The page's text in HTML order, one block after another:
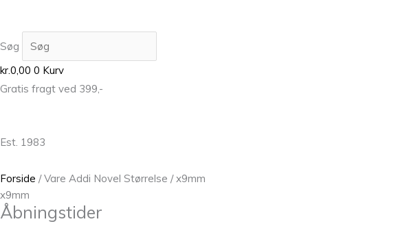
Søg
kr.0,00 0 Kurv
Gratis fragt ved 399,-
Est. 1983
Forside / Vare Addi Novel Størrelse / x9mm
x9mm
Åbningstider